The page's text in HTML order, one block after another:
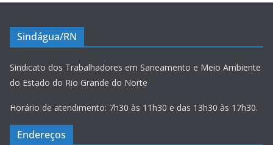
Sindágua/RN
Sindicato dos Trabalhadores em Saneamento e Meio Ambiente
do Estado do Rio Grande do Norte
Horário de atendimento: 7h30 às 11h30 e das 13h30 às 17h30.
Endereços